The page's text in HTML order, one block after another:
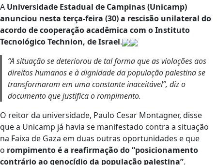
A Universidade Estadual de Campinas (Unicamp)
anunciou nesta terça-feira (30) a rescisão unilateral do
acordo de cooperação acadêmica com o Instituto
Tecnológico Technion, de Israel.
“A situação se deteriorou de tal forma que as violações aos
direitos humanos e à dignidade da população palestina se
transformaram em uma constante inaceitável”, diz o
documento que justifica o rompimento.
O reitor da universidade, Paulo Cesar Montagner, disse
que a Unicamp já havia se manifestado contra a situação
na Faixa de Gaza em duas outras oportunidades e que
o rompimento é a reafirmação do “posicionamento
contrário ao genocídio da população palestina”.